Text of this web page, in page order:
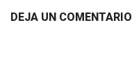
DEJA UN COMENTARIO